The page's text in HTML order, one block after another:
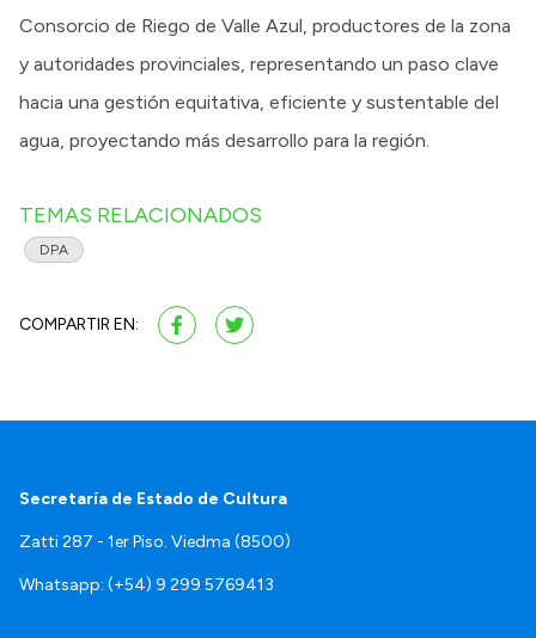
Consorcio de Riego de Valle Azul, productores de la zona
y autoridades provinciales, representando un paso clave
hacia una gestión equitativa, eficiente y sustentable del
agua, proyectando más desarrollo para la región.
TEMAS RELACIONADOS
DPA
COMPARTIR EN:
Secretaría de Estado de Cultura
Zatti 287 - 1er Piso. Viedma (8500)
Whatsapp: (+54) 9 299 5769413